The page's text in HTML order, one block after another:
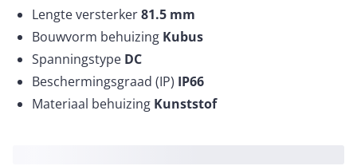
Lengte versterker81.5 mm
Bouwvorm behuizing Kubus
Spanningstype DC
Beschermingsgraad (IP) IP66
Materiaal behuizing Kunststof